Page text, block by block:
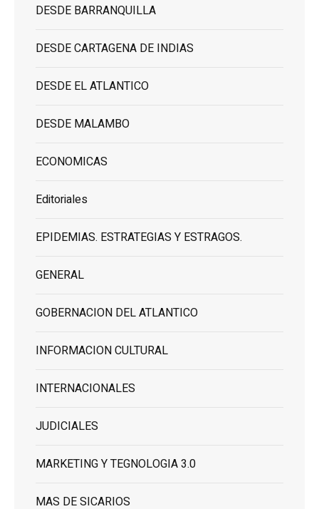
DESDE BARRANQUILLA
DESDE CARTAGENA DE INDIAS
DESDE EL ATLANTICO
DESDE MALAMBO
ECONOMICAS
Editoriales
EPIDEMIAS. ESTRATEGIAS Y ESTRAGOS.
GENERAL
GOBERNACION DEL ATLANTICO
INFORMACION CULTURAL
INTERNACIONALES
JUDICIALES
MARKETING Y TEGNOLOGIA 3.0
MAS DE SICARIOS